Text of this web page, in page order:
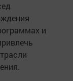
и